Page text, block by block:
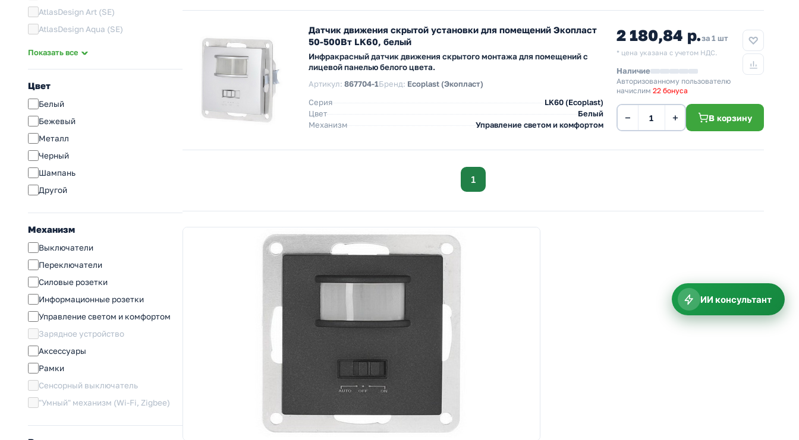
AtlasDesign Art (SE)
AtlasDesign Aqua (SE)
Accent (Intro)
Серия 12 (ЭРА)
Solo (ЭРА)
Plano (ЭРА)
Arktik (ЭРА)
Elegance (ЭРА)
Flite (IEK)
Brite (IEK)
Skandy (IEK)
FORTE&PIANO (IEK)
Вега (IEK)
Кварта (IEK)
Показать все
Цвет
Белый
Бежевый
Металл
Черный
Шампань
Другой
Механизм
Выключатели
Переключатели
Силовые розетки
Информационные розетки
Управление светом и комфортом
Зарядное устройство
Аксессуары
Рамки
Сенсорный выключатель
"Умный" механизм (Wi-Fi, Zigbee)
Датчик движения скрытой установки для помещений Экопласт
50-500Вт LK60, белый
Инфракрасный датчик движения скрытого монтажа для помещений с
лицевой панелью белого цвета.
Артикул: 867704-1Бренд: Ecoplast (Экопласт)
Серия
LK60 (Ecoplast)
Цвет
Белый
Механизм
Управление светом и комфортом
2 180,84 р.за 1 шт
* цена указана с учетом НДС.
Наличие
Авторизованному пользователю
начислим 22 бонуса
− + В корзину
1
ИИ консультант